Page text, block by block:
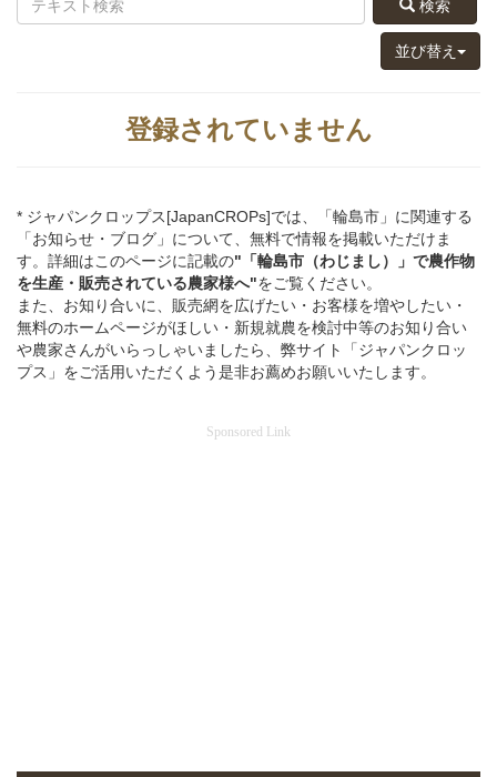
検索
並び替え
登録されていません
* ジャパンクロップス[JapanCROPs]では、「輪島市」に関連する
「お知らせ・ブログ」について、無料で情報を掲載いただけま
す。詳細はこのページに記載の"「輪島市（わじまし）」 で農作物
を生産・販売されている農家様へ"をご覧ください。
また、お知り合いに、販売網を広げたい・お客様を増やしたい・
無料のホームページがほしい・新規就農を検討中等のお知り合い
や農家さんがいらっしゃいましたら、弊サイト「ジャパンクロッ
プス」をご活用いただくよう是非お薦めお願いいたします。
Sponsored Link